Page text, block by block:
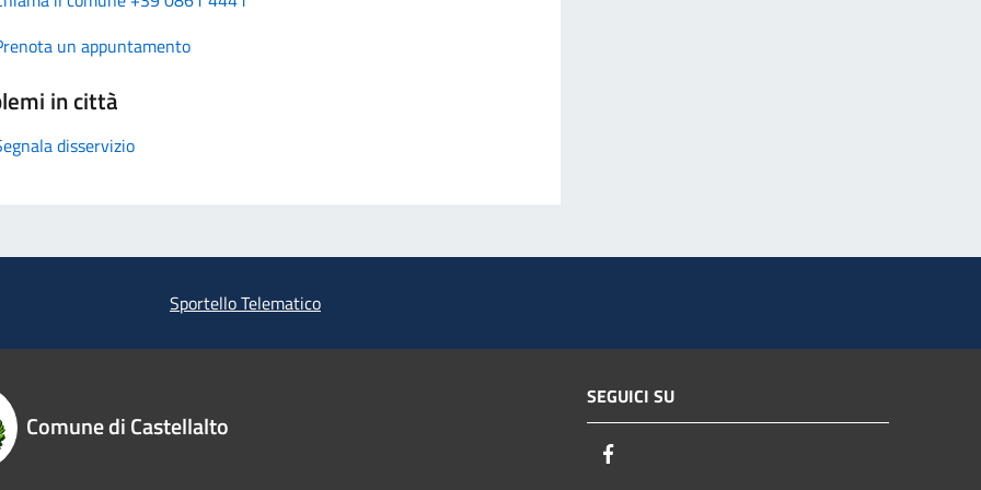
un appuntamento
in città
disservizio
Sportello Telematico
Comune di Castellalto
SEGUICI SU